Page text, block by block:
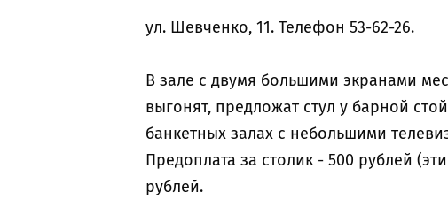
ул. Шевченко, 11. Телефон 53-62-26.
В зале с двумя большими экранами
выгонят, предложат стул у барной
банкетных залах с небольшими
Предоплата за столик - 500 рублей
рублей.